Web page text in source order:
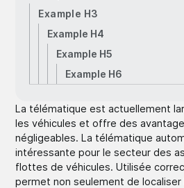
Example H3
Example H4
Example H5
Example H6
La télématique est actuellement
les véhicules et offre des
négligeables. La télématique
intéressante pour le secteur des
flottes de véhicules. Utilisée
permet non seulement de localiser